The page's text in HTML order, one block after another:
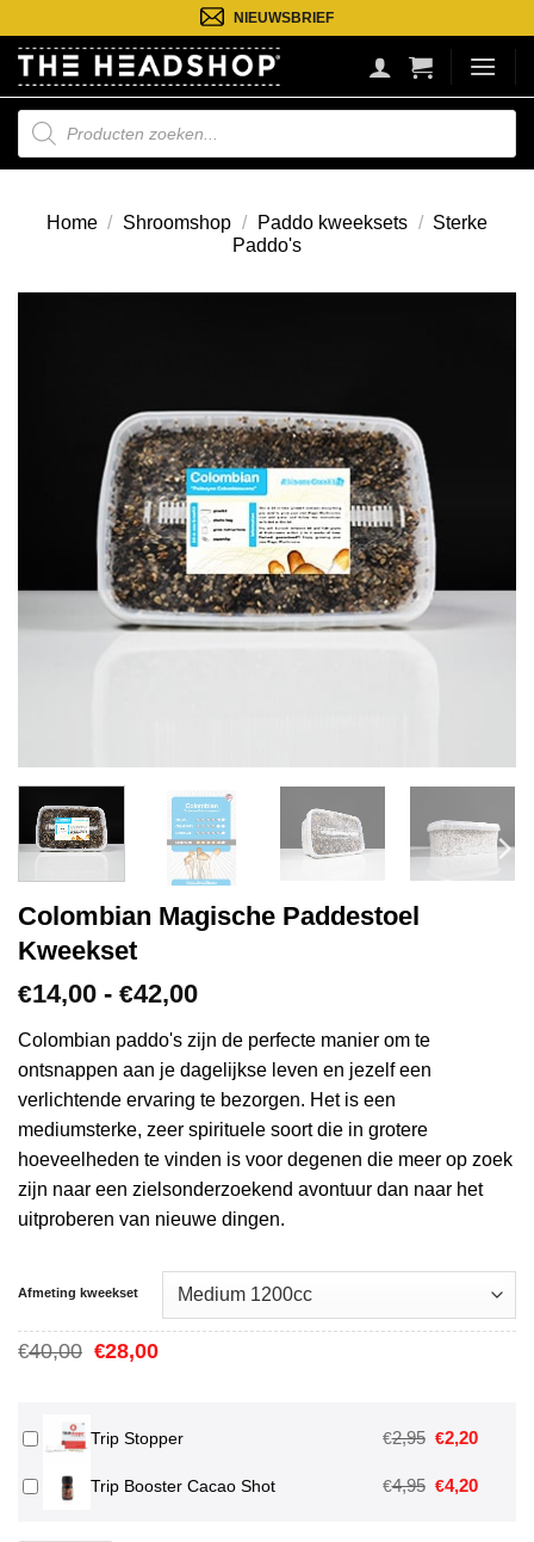
naar
inhoud
NIEUWSBRIEF
Producten
zoeken
Home / Shroomshop / Paddo kweeksets / Sterke
Paddo's
Colombian Magische Paddestoel
Kweekset
€14,00 - €42,00Prijsklasse:
tot
€42,00
Colombian paddo's zijn de perfecte manier om te
ontsnappen aan je dagelijkse leven en jezelf een
verlichtende ervaring te bezorgen. Het is een
mediumsterke, zeer spirituele soort die in grotere
hoeveelheden te vinden is voor degenen die meer op zoek
zijn naar een zielsonderzoekend avontuur dan naar het
uitproberen van nieuwe dingen.
Afmeting kweekset
€40,00 Oorspronkelijke
prijs
€28,00Huidige
Trip Stopper €2,95
was:
€2,20Huidige
is:
Trip Booster Cacao Shot €4,95 €4,20Huidige